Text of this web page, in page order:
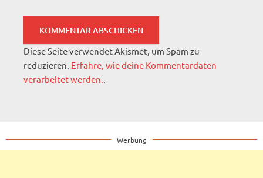
Diese Seite verwendet Akismet, um Spam zu
reduzieren. Erfahre, wie deine Kommentardaten
verarbeitet werden..
Werbung